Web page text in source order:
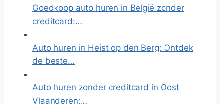
Goedkoop auto huren in België zonder
creditcard:…
Auto huren in Heist op den Berg: Ontdek
de beste…
Auto huren zonder creditcard in Oost
Vlaanderen:…